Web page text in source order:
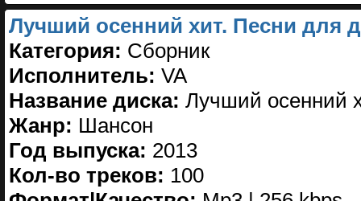
Лучший осенний хит. Песни для
Категория: Сборник
Исполнитель: VA
Название диска: Лучший осенний
Жанр: Шансон
Год выпуска: 2013
Кол-во треков: 100